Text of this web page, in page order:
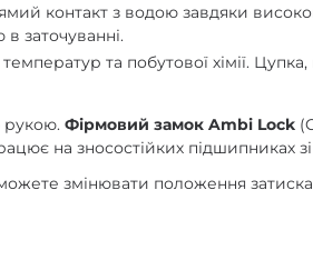
контакт з водою завдяки
заточуванні.
та побутової хімії.
рукою.Фірмовий замок Ambi Lock
на зносостійких підшипниках зі
змінювати положення